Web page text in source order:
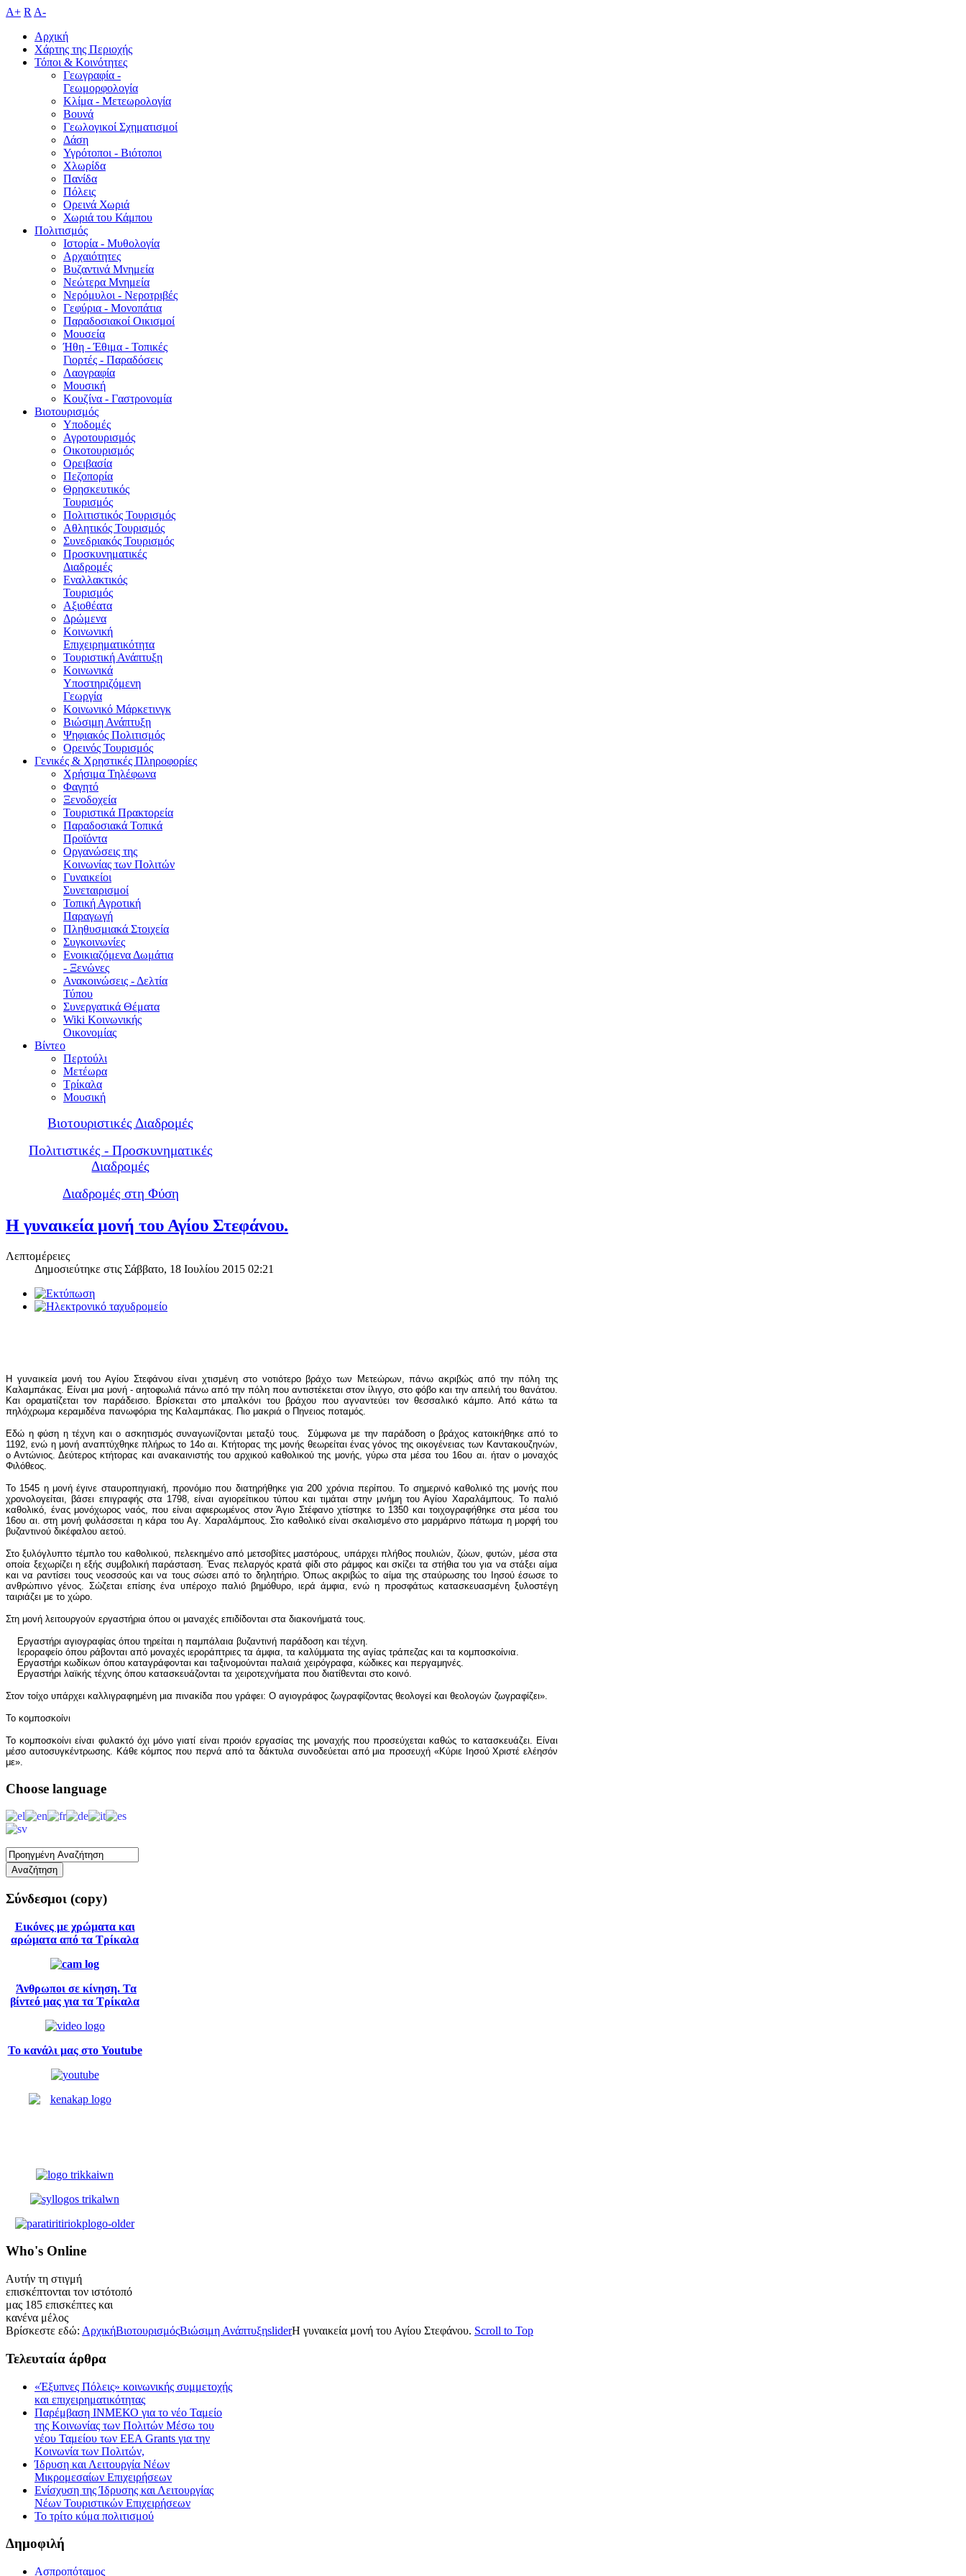
A+ R A-
Αρχική
Χάρτης της Περιοχής
Τόποι & Κοινότητες
Γεωγραφία -
Γεωμορφολογία
Κλίμα - Mετεωρολογία
Βουνά
Γεωλογικοί Σχηματισμοί
Δάση
Υγρότοποι - Βιότοποι
Χλωρίδα
Πανίδα
Πόλεις
Ορεινά Χωριά
Χωριά του Κάμπου
Πολιτισμός
Ιστορία - Μυθολογία
Αρχαιότητες
Βυζαντινά Μνημεία
Νεώτερα Μνημεία
Νερόμυλοι - Nεροτριβές
Γεφύρια - Μονοπάτια
Παραδοσιακοί Οικισμοί
Μουσεία
Ήθη - Έθιμα - Τοπικές
Γιορτές - Παραδόσεις
Λαογραφία
Μουσική
Κουζίνα - Γαστρονομία
Βιοτουρισμός
Υποδομές
Αγροτουρισμός
Οικοτουρισμός
Ορειβασία
Πεζοπορία
Θρησκευτικός
Τουρισμός
Πολιτιστικός Τουρισμός
Αθλητικός Τουρισμός
Συνεδριακός Τουρισμός
Προσκυνηματικές
Διαδρομές
Εναλλακτικός
Τουρισμός
Αξιοθέατα
Δρώμενα
Κοινωνική
Επιχειρηματικότητα
Τουριστική Ανάπτυξη
Κοινωνικά
Υποστηριζόμενη
Γεωργία
Κοινωνικό Μάρκετινγκ
Βιώσιμη Ανάπτυξη
Ψηφιακός Πολιτισμός
Ορεινός Τουρισμός
Γενικές & Χρηστικές Πληροφορίες
Χρήσιμα Τηλέφωνα
Φαγητό
Ξενοδοχεία
Τουριστικά Πρακτορεία
Παραδοσιακά Τοπικά
Προϊόντα
Οργανώσεις της
Κοινωνίας των Πολιτών
Γυναικείοι
Συνεταιρισμοί
Τοπική Αγροτική
Παραγωγή
Πληθυσμιακά Στοιχεία
Συγκοινωνίες
Ενοικιαζόμενα Δωμάτια
- Ξενώνες
Ανακοινώσεις - Δελτία
Τύπου
Συνεργατικά Θέματα
Wiki Κοινωνικής
Οικονομίας
Βίντεο
Περτούλι
Μετέωρα
Τρίκαλα
Μουσική
Βιοτουριστικές Διαδρομές
Πολιτιστικές - Προσκυνηματικές
Διαδρομές
Διαδρομές στη Φύση
Η γυναικεία μονή του Αγίου Στεφάνου.
Λεπτομέρειες
Δημοσιεύτηκε στις Σάββατο, 18 Ιουλίου 2015 02:21
Η γυναικεία μονή του Αγίου Στεφάνου είναι χτισμένη στο νοτιότερο βράχο των Μετεώρων, πάνω ακριβώς από την πόλη της
Καλαμπάκας. Είναι μια μονή - αητοφωλιά πάνω από την πόλη που αντιστέκεται στον ίλιγγο, στο φόβο και την απειλή του θανάτου.
Και οραματίζεται τον παράδεισο. Βρίσκεται στο μπαλκόνι του βράχου που αγναντεύει τον θεσσαλικό κάμπο. Από κάτω τα
πηλόχρωμα κεραμιδένα πανωφόρια της Καλαμπάκας. Πιο μακριά ο Πηνειος ποταμός.
Εδώ η φύση η τέχνη και ο ασκητισμός συναγωνίζονται μεταξύ τους. Σύμφωνα με την παράδοση ο βράχος κατοικήθηκε από το
1192, ενώ η μονή αναπτύχθηκε πλήρως το 14ο αι. Κτήτορας της μονής θεωρείται ένας γόνος της οικογένειας των Καντακουζηνών,
ο Αντώνιος. Δεύτερος κτήτορας και ανακαινιστής του αρχικού καθολικού της μονής, γύρω στα μέσα του 16ου αι. ήταν ο μοναχός
Φιλόθεος.
Το 1545 η μονή έγινε σταυροπηγιακή, προνόμιο που διατηρήθηκε για 200 χρόνια περίπου. Το σημερινό καθολικό της μονής που
χρονολογείται, βάσει επιγραφής στα 1798, είναι αγιορείτικου τύπου και τιμάται στην μνήμη του Αγίου Χαραλάμπους. Το παλιό
καθολικό, ένας μονόχωρος ναός, που είναι αφιερωμένος στον Άγιο Στέφανο χτίστηκε το 1350 και τοιχογραφήθηκε στα μέσα του
16ου αι. στη μονή φυλάσσεται η κάρα του Αγ. Χαραλάμπους. Στο καθολικό είναι σκαλισμένο στο μαρμάρινο πάτωμα η μορφή του
βυζαντινού δικέφαλου αετού.
Στο ξυλόγλυπτο τέμπλο του καθολικού, πελεκημένο από μετσοβίτες μαστόρους, υπάρχει πλήθος πουλιών, ζώων, φυτών, μέσα στα
οποία ξεχωρίζει η εξής συμβολική παράσταση. Ένας πελαργός κρατά φίδι στο ράμφος και σκίζει τα στήθια του για να στάξει αίμα
και να ραντίσει τους νεοσσούς και να τους σώσει από το δηλητήριο. Όπως ακριβώς το αίμα της σταύρωσης του Ιησού έσωσε το
ανθρώπινο γένος. Σώζεται επίσης ένα υπέροχο παλιό βημόθυρο, ιερά άμφια, ενώ η προσφάτως κατασκευασμένη ξυλοστέγη
ταιριάζει με το χώρο.
Στη μονή λειτουργούν εργαστήρια όπου οι μαναχές επιδίδονται στα διακονήματά τους.
Εργαστήρι αγιογραφίας όπου τηρείται η παμπάλαια βυζαντινή παράδοση και τέχνη.
Ιεροραφείο όπου ράβονται από μοναχές ιεροράπτριες τα άμφια, τα καλύμματα της αγίας τράπεζας και τα κομποσκοίνια.
Εργαστήρι κωδίκων όπου καταγράφονται και ταξινομούνται παλαιά χειρόγραφα, κώδικες και περγαμηνές.
Εργαστήρι λαϊκής τέχνης όπου κατασκευάζονται τα χειροτεχνήματα που διατίθενται στο κοινό.
Στον τοίχο υπάρχει καλλιγραφημένη μια πινακίδα που γράφει: Ο αγιογράφος ζωγραφίζοντας θεολογεί και θεολογών ζωγραφίζει».
Το κομποσκοίνι
Το κομποσκοίνι είναι φυλακτό όχι μόνο γιατί είναι προιόν εργασίας της μοναχής που προσεύχεται καθώς το κατασκευάζει. Είναι
μέσο αυτοσυγκέντρωσης. Κάθε κόμπος που περνά από τα δάκτυλα συνοδεύεται από μια προσευχή «Κύριε Ιησού Χριστέ ελέησόν
με».
Choose language
Σύνδεσμοι (copy)
Εικόνες με χρώματα και
αρώματα από τα Τρίκαλα
Άνθρωποι σε κίνηση. Τα
βίντεό μας για τα Τρίκαλα
Το κανάλι μας στο Youtube
Who's Online
Αυτήν τη στιγμή
επισκέπτονται τον ιστότοπό
μας 185 επισκέπτες και
κανένα μέλος
Βρίσκεστε εδώ: ΑρχικήΒιοτουρισμόςΒιώσιμη ΑνάπτυξηsliderΗ γυναικεία μονή του Αγίου Στεφάνου. Scroll to Top
Τελευταία άρθρα
«Έξυπνες Πόλεις» κοινωνικής συμμετοχής
και επιχειρηματικότητας
Παρέμβαση ΙΝΜΕΚΟ για το νέο Ταμείο
της Κοινωνίας των Πολιτών Μέσω του
νέου Ταμείου των ΕΕΑ Grants για την
Κοινωνία των Πολιτών,
Ίδρυση και Λειτουργία Νέων
Μικρομεσαίων Επιχειρήσεων
Ενίσχυση της Ίδρυσης και Λειτουργίας
Νέων Τουριστικών Επιχειρήσεων
Το τρίτο κύμα πολιτισμού
Δημοφιλή
Ασπροπόταμος